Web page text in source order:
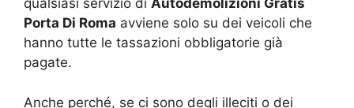
qualsiasi servizio di Autodemolizioni Gratis
Porta Di Roma avviene solo su dei veicoli che
hanno tutte le tassazioni obbligatorie già
pagate.
Anche perché, se ci sono degli illeciti o dei